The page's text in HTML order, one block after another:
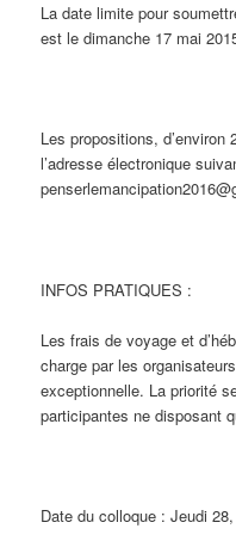
La date limite pour
est le dimanche 17 mai
Les propositions,
l’adresse électronique
INFOS PRATIQUES :
Les frais de voyage et
charge par les
exceptionnelle. La priorité
participantes ne disposant
Date du colloque : Jeudi